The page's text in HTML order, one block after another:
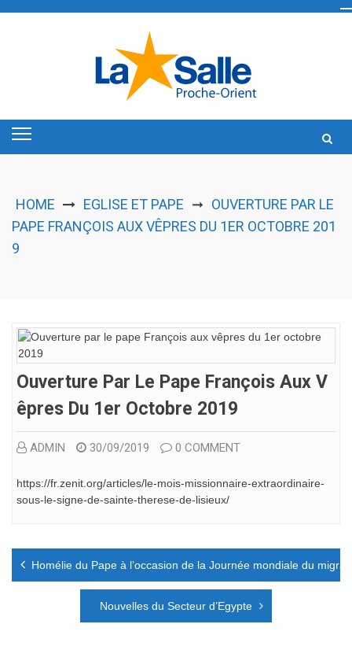
HOME EGLISE ET PAPE ➞ OUVERTURE PAR LE
PAPE FRANÇOIS AUX VÊPRES DU 1ER OCTOBRE 201
9
Ouverture Par Le Pape François Aux V
Êpres Du 1er Octobre 2019
ADMIN 30/09/2019 0 COMMENT
https://fr.zenit.org/articles/le-mois-missionnaire-extraordinaire-
sous-le-signe-de-sainte-therese-de-lisieux/
Navigation
Homélie du Pape à l’occasion de la Journée mondiale du
Nouvelles du Secteur d’Egypte